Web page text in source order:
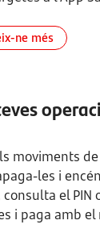
ne més
moviments
les i
el PIN
i paga amb el